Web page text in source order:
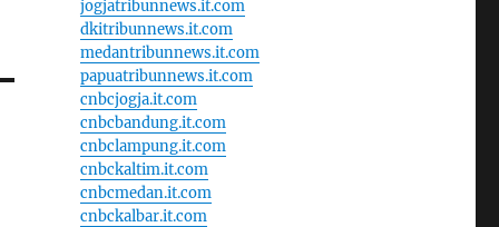
jogjatribunnews.it.com
dkitribunnews.it.com
medantribunnews.it.com
papuatribunnews.it.com
cnbcjogja.it.com
cnbcbandung.it.com
cnbclampung.it.com
cnbckaltim.it.com
cnbcmedan.it.com
cnbckalbar.it.com